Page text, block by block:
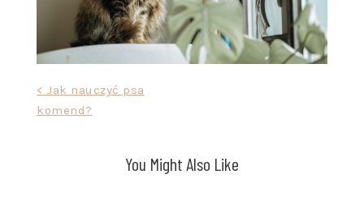
Nawigacja
wpisu
< Jak nauczyć psa
komend?
You Might Also Like